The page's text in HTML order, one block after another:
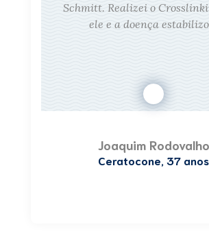
Schmitt. Realizei o
ele e a doença
Joaquim Rodovalho
Ceratocone, 37 anos